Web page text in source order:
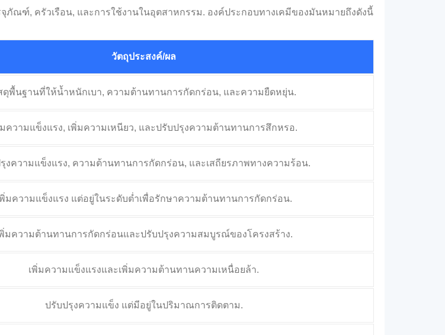
ภัณฑ์, ครัวเรือน, และการใช้งานในอุตสาหกรรม. องค์ประกอบทางเคมีของมันหมายถึงดังนี้
วัตถุประสงค์/ผล
ดุพื้นฐานที่ให้น้ำหนักเบา, ความต้านทานการกัดกร่อน, และความยืดหยุ่น.
มความแข็งแรง, เพิ่มความเหนียว, และปรับปรุงความต้านทานการสึกหรอ.
งความแข็งแรง, ความต้านทานการกัดกร่อน, และเสถียรภาพทางความร้อน.
พิ่มความแข็งแรง แต่อยู่ในระดับต่ำเพื่อรักษาความต้านทานการกัดกร่อน.
พิ่มความต้านทานการกัดกร่อนและปรับปรุงความสมบูรณ์ของโครงสร้าง.
เพิ่มความแข็งแรงและเพิ่มความต้านทานความเหนื่อยล้า.
ปรับปรุงความแข็ง แต่มีอยู่ในปริมาณการติดตาม.